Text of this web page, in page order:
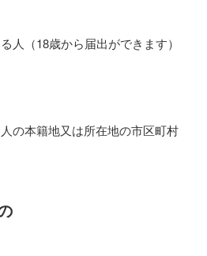
人（18歳から届出ができます）
の本籍地又は所在地の市区町村